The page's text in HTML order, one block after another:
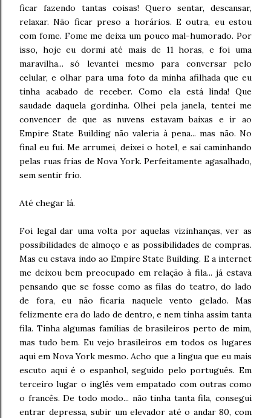
ficar fazendo tantas coisas! Quero sentar, descansar,
relaxar. Não ficar preso a horários. E outra, eu estou
com fome. Fome me deixa um pouco mal-humorado. Por
isso, hoje eu dormi até mais de 11 horas, e foi uma
maravilha... só levantei mesmo para conversar pelo
celular, e olhar para uma foto da minha afilhada que eu
tinha acabado de receber. Como ela está linda! Que
saudade daquela gordinha. Olhei pela janela, tentei me
convencer de que as nuvens estavam baixas e ir ao
Empire State Building não valeria à pena... mas não. No
final eu fui. Me arrumei, deixei o hotel, e saí caminhando
pelas ruas frias de Nova York. Perfeitamente agasalhado,
sem sentir frio.
Até chegar lá.
Foi legal dar uma volta por aquelas vizinhanças, ver as
possibilidades de almoço e as possibilidades de compras.
Mas eu estava indo ao Empire State Building. E a internet
me deixou bem preocupado em relação à fila... já estava
pensando que se fosse como as filas do teatro, do lado
de fora, eu não ficaria naquele vento gelado. Mas
felizmente era do lado de dentro, e nem tinha assim tanta
fila. Tinha algumas famílias de brasileiros perto de mim,
mas tudo bem. Eu vejo brasileiros em todos os lugares
aqui em Nova York mesmo. Acho que a língua que eu mais
escuto aqui é o espanhol, seguido pelo português. Em
terceiro lugar o inglês vem empatado com outras como
o francês. De todo modo... não tinha tanta fila, consegui
entrar depressa, subir um elevador até o andar 80, com